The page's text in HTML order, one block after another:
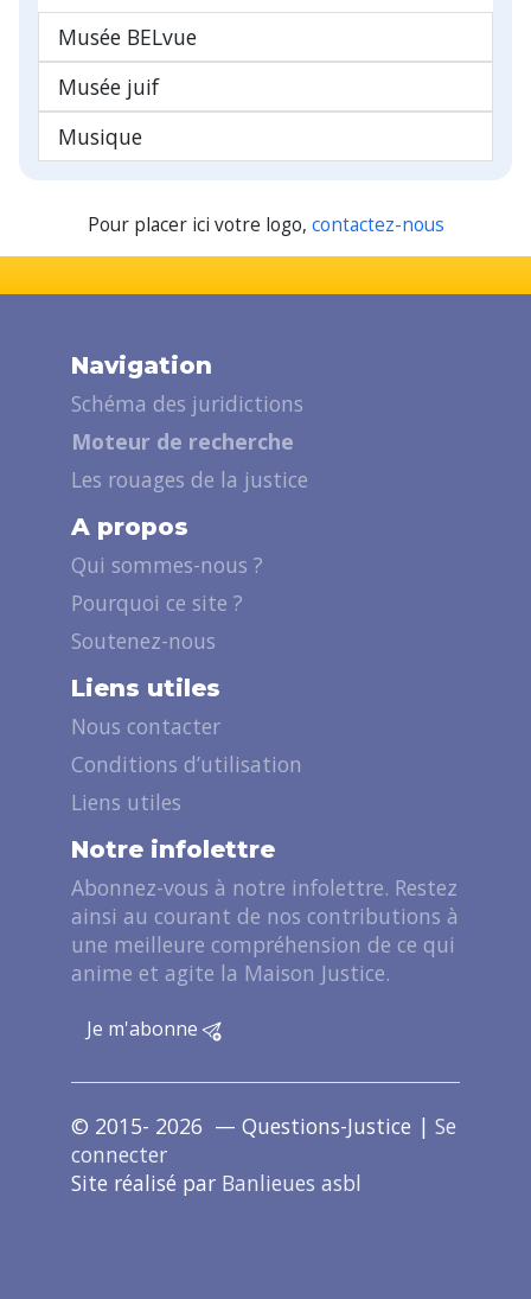
Musée BELvue
Musée juif
Musique
Pour placer ici votre logo, contactez-nous
Navigation
Schéma des juridictions
Moteur de recherche
Les rouages de la justice
A propos
Qui sommes-nous ?
Pourquoi ce site ?
Soutenez-nous
Liens utiles
Nous contacter
Conditions d’utilisation
Liens utiles
Notre infolettre
Abonnez-vous à notre infolettre. Restez
ainsi au courant de nos contributions à
une meilleure compréhension de ce qui
anime et agite la Maison Justice.
Je m'abonne
© 2015- 2026 — Questions-Justice | Se
connecter
Site réalisé par Banlieues asbl